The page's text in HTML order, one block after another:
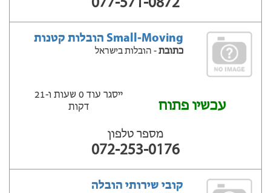
077-571-0872
Small-Moving הובלות קטנות
כתובת- הובלות בישראל
עכשיו פתוח
ייסגר עוד 0 שעות ‫ו-21
דקות
מספר טלפון
072-253-0176
קובי שירותי הובלה